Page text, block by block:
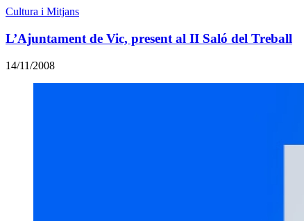
Cultura i Mitjans
L’Ajuntament de Vic, present al II Saló del Treball
14/11/2008